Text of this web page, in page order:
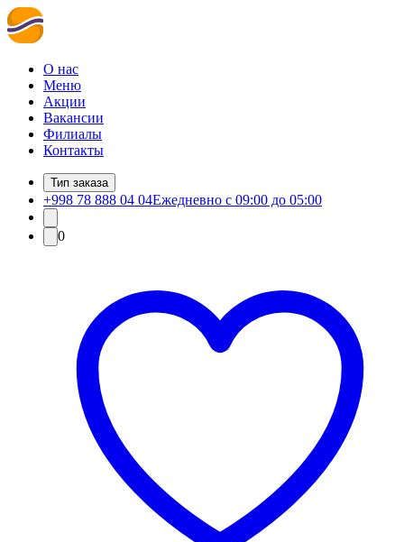
О нас
Меню
Акции
Вакансии
Филиалы
Контакты
Тип заказа
+998 78 888 04 04Ежедневно с 09:00 до 05:00
0